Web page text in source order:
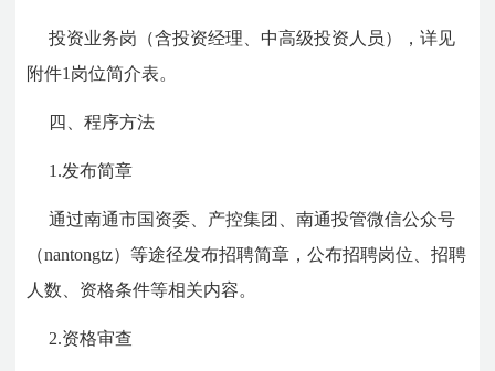
投资业务岗（含投资经理、中高级投资人员），详见
附件1岗位简介表。
四、程序方法
1.发布简章
通过南通市国资委、产控集团、南通投管微信公众号
（nantongtz）等途径发布招聘简章，公布招聘岗位、招聘
人数、资格条件等相关内容。
2.资格审查